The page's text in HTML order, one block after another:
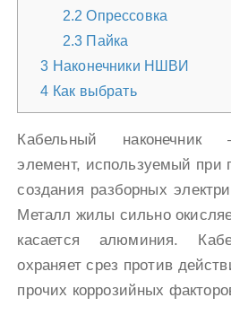
2.2 Опрессовка
2.3 Пайка
3 Наконечники НШВИ
4 Как выбрать
Кабельный наконечник
элемент, используемый при
создания разборных
Металл жилы сильно
касается алюминия.
охраняет срез против
прочих коррозийных